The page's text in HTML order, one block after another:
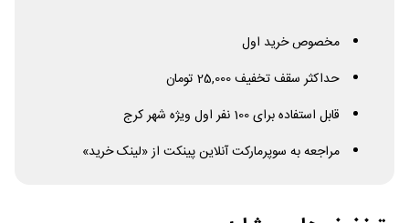
مخصوص خرید اول
حداکثر سقف تخفیف 25,000 تومان
قابل استفاده برای 100 نفر اول ویژه شهر کرج
مراجعه به سوپرمارکت آنلاین پینکت از «لینک خرید»